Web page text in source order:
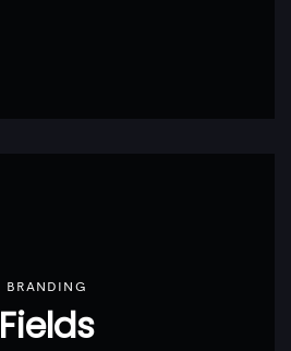
BRANDING
Fields